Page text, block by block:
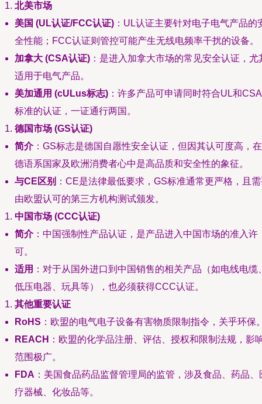
北美市场
美国 (UL认证/FCC认证) ：UL认证主要针对电子电气产品的
全性能；FCC认证则管控可能产生无线电频率干扰的设备。
加拿大 (CSA认证) ：是进入加拿大市场的常见安全认证，尤
适用于电气产品。
美加通用 (cULus标志) ：许多产品可申请同时符合UL和CSA
标准的认证，一证通行两国。
德国市场 (GS认证)
简介：GS标志是德国自愿性安全认证，但因其认可度高，在
德语系国家及欧洲消费者心中是高品质和安全性的象征。
与CE区别 ：CE是法律最低要求，GS标准通常更严格，且
由欧盟认可的第三方机构测试颁发。
中国市场 (CCC认证)
简介：中国强制性产品认证，是产品进入中国市场的准入许
可。
适用 ：对于从国外进口到中国销售的相关产品（如电线电缆
低压电器、玩具等），也必须获得CCC认证。
其他重要认证
RoHS ：欧盟的电气电子设备有害物质限制指令，关乎环保
REACH ：欧盟的化学品注册、评估、授权和限制法规，影
范围极广。
FDA ：美国食品药品监督管理局的监管，涉及食品、药品、
疗器械、化妆品等。